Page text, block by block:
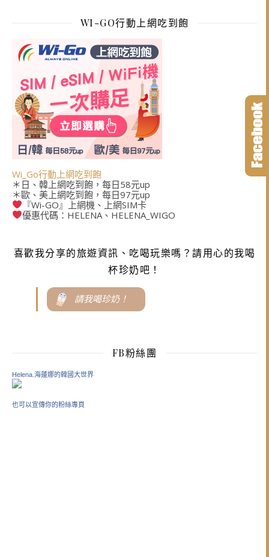
WI-GO行動上網吃到飽
Wi_Go行動上網吃到飽
＊日、韓上網吃到飽，每日58元up
＊歐、美上網吃到飽，每日97元up
『Wi-GO』上網機、上網SIM卡
優惠代碼：HELENA、HELENA_WIGO
喜歡我分享的旅遊資訊、吃喝玩樂嗎？請用心的我喝
杯珍奶吧！
請我喝珍奶！
FB粉絲團
Helena.海蓮娜的韓國大世界
也可以宣傳你的粉絲專頁